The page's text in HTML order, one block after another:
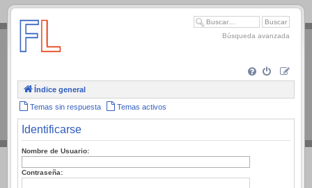
.
Búsqueda avanzada
Índice general
Temas sin respuesta Temas activos
Identificarse
Nombre de Usuario:
Contraseña: